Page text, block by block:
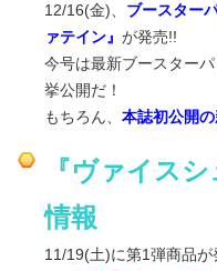
12/16(金)、 ブースター
ァテイン』 が発売!!
今号は最新ブースター
挙公開だ！
もちろん、 本誌初公開の
『ヴァイス
情報
11/19(土)に第1弾商品